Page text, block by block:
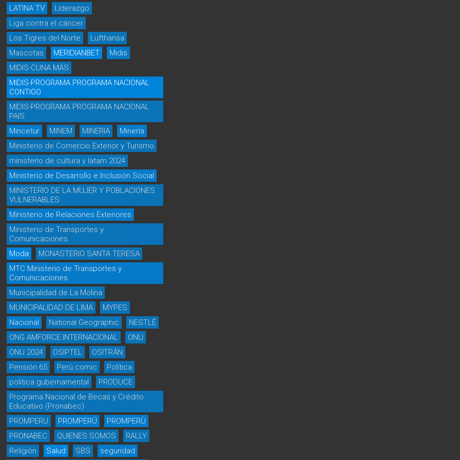
LATINA TV
Liderazgo
Liga contra el cáncer
Los Tigres del Norte
Lufthansa
Mascotas
MERIDIANBET
Midis
MIDIS-CUNA MÁS
MIDIS-PROGRAMA PROGRAMA NACIONAL
CONTIGO
MIDIS-PROGRAMA PROGRAMA NACIONAL
PAIS
Mincetur
MINEM MINERIA
Minería
Ministerio de Comercio Exterior y Turismo
ministerio de cultura y latam 2024
Ministerio de Desarrollo e Inclusión Social
MINISTERIO DE LA MUJER Y POBLACIONES
VULNERABLES
Ministerio de Relaciones Exteriores
Ministerio de Transportes y
Comunicaciones
Moda
MONASTERIO SANTA TERESA
MTC Ministerio de Transportes y
Comunicaciones
Municipalidad de La Molina
MUNICIPALIDAD DE LIMA
MYPES
Nacional
National Geographic
NESTLÉ
ONG AMFORCE INTERNACIONAL
ONU
ONU 2024
OSIPTEL
OSITRÁN
Pensión 65
Perú comic
Política
politica gubernamental
PRODUCE
Programa Nacional de Becas y Crédito
Educativo (Pronabec)
PROMPERU
PROMPERÚ
PROMPERÙ
PRONABEC
QUIENES SOMOS
RALLY
Religiòn
Salud SBS seguridad